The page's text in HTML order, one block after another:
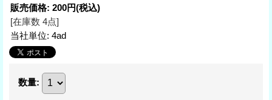
販売価格: 200円(税込)
[在庫数 4点]
当社単位: 4ad
数量: